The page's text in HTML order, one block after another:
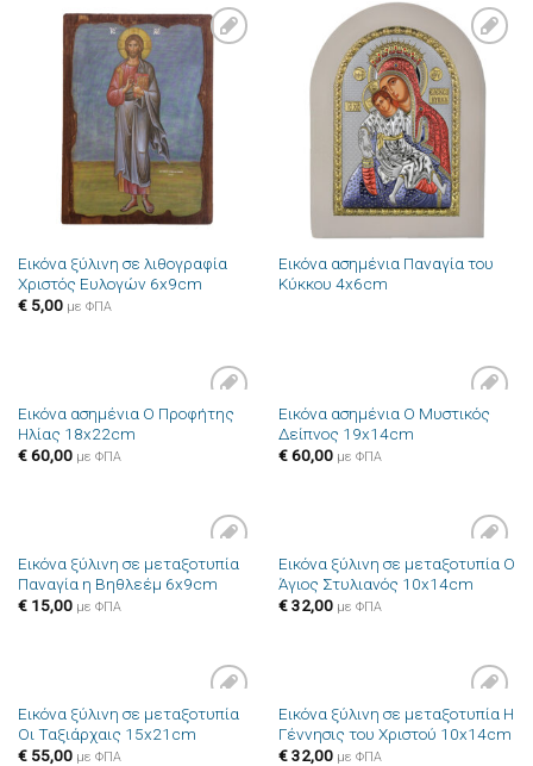
στην λίστα
επιθυμιών
Εικόνα ξύλινη σε λιθογραφία
Χριστός Ευλογών 6x9cm
€5,00 με ΦΠΑ
Πρόσθήκη
στην λίστα
επιθυμιών
Εικόνα ασημένια Παναγία του
Κύκκου 4x6cm
Πρόσθήκη
Εικόνα ασημένια Ο Προφήτης
Ηλίας 18x22cm
€60,00 με ΦΠΑ
Πρόσθήκη
Εικόνα ασημένια Ο Μυστικός
Δείπνος 19x14cm
€60,00 με ΦΠΑ
Πρόσθήκη
στην λίστα
Εικόνα ξύλινη σε μεταξοτυπία
Παναγία η Βηθλεέμ 6x9cm
€15,00 με ΦΠΑ
Πρόσθήκη
στην λίστα
Εικόνα ξύλινη σε μεταξοτυπία Ο
Άγιος Στυλιανός 10x14cm
€32,00 με ΦΠΑ
Πρόσθήκη
στην λίστα
Εικόνα ξύλινη σε μεταξοτυπία
Οι Ταξιάρχαις 15x21cm
€55,00 με ΦΠΑ
Πρόσθήκη
στην λίστα
Εικόνα ξύλινη σε μεταξοτυπία Η
Γέννησις του Χριστού 10x14cm
€32,00 με ΦΠΑ